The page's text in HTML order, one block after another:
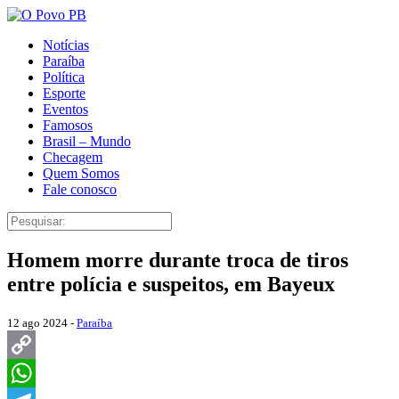
Notícias
Paraíba
Política
Esporte
Eventos
Famosos
Brasil – Mundo
Checagem
Quem Somos
Fale conosco
Homem morre durante troca de tiros
entre polícia e suspeitos, em Bayeux
12 ago 2024 - Paraíba
Copy